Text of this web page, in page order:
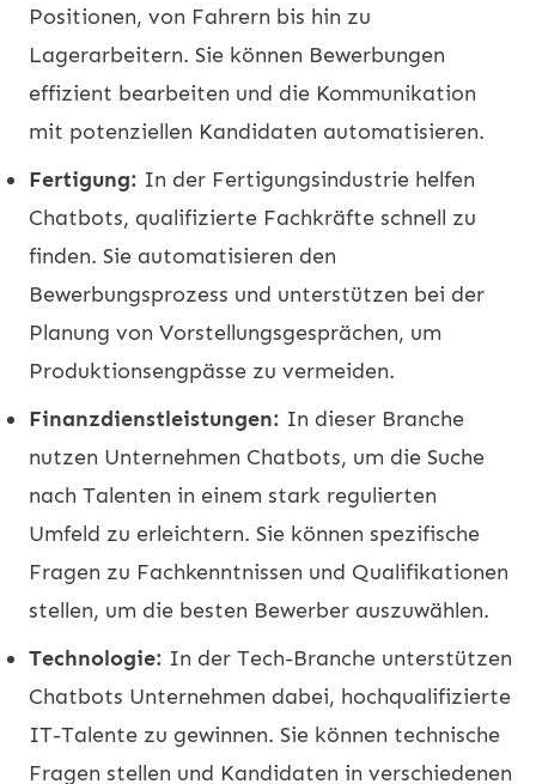
Positionen, von Fahrern bis hin zu
Lagerarbeitern. Sie können Bewerbungen
effizient bearbeiten und die Kommunikation
mit potenziellen Kandidaten automatisieren.
Fertigung: In der Fertigungsindustrie helfen
Chatbots, qualifizierte Fachkräfte schnell zu
finden. Sie automatisieren den
Bewerbungsprozess und unterstützen bei der
Planung von Vorstellungsgesprächen, um
Produktionsengpässe zu vermeiden.
Finanzdienstleistungen: In dieser Branche
nutzen Unternehmen Chatbots, um die Suche
nach Talenten in einem stark regulierten
Umfeld zu erleichtern. Sie können spezifische
Fragen zu Fachkenntnissen und Qualifikationen
stellen, um die besten Bewerber auszuwählen.
Technologie: In der Tech-Branche unterstützen
Chatbots Unternehmen dabei, hochqualifizierte
IT-Talente zu gewinnen. Sie können technische
Fragen stellen und Kandidaten in verschiedenen